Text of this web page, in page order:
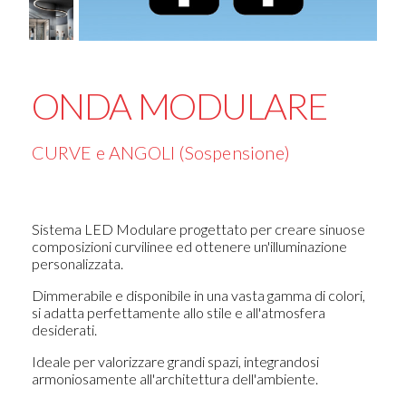
ONDA MODULARE
CURVE e ANGOLI (Sospensione)
Sistema LED Modulare progettato per creare sinuose
composizioni curvilinee ed ottenere un'illuminazione
personalizzata.
Dimmerabile e disponibile in una vasta gamma di colori,
si adatta perfettamente allo stile e all'atmosfera
desiderati.
Ideale per valorizzare grandi spazi, integrandosi
armoniosamente all'architettura dell'ambiente.